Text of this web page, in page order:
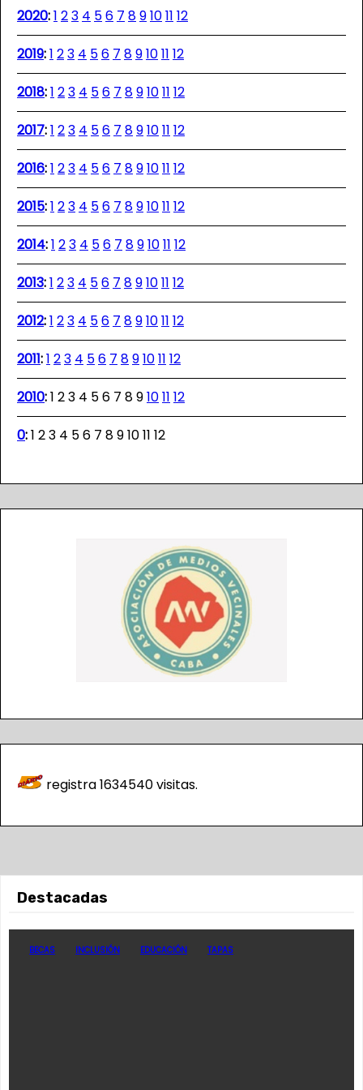
2020:1 23 4 56 7 891011 12
2019:1 23 4 56 7 891011 12
2018:1 23 4 56 7 891011 12
2017:1 23 4 56 7 891011 12
2016:1 23 4 56 7 891011 12
2015:1 23 4 56 7 891011 12
2014:1 23 4 56 7 891011 12
2013:1 23 4 56 7 891011 12
2012:1 23 4 56 7 891011 12
2011:1 23 4 56 7 891011 12
2010:1 23 4 56 7 891011 12
0:1 23 4 56 7 891011 12
registra1634540visitas.
Destacadas
BECAS INCLUSIÓN EDUCACIÓN TAPAS